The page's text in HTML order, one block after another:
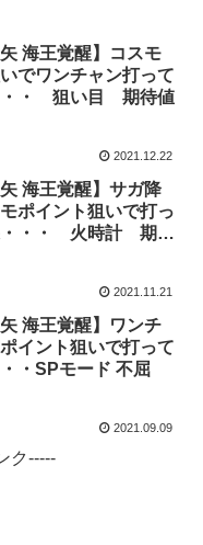
矢 海王覚醒】コスモ
でワンチャン打って
・・ 狙い目 期待値
2021.12.22
矢 海王覚醒】サガ降
ポイント狙いで打っ
・・・ 火時計 期待
2021.11.21
矢 海王覚醒】ワンチ
イント狙いで打って
・SPモード 不屈
2021.09.09
ク-----